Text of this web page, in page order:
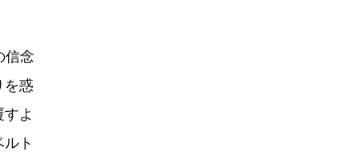
信念
を惑
よ
ト